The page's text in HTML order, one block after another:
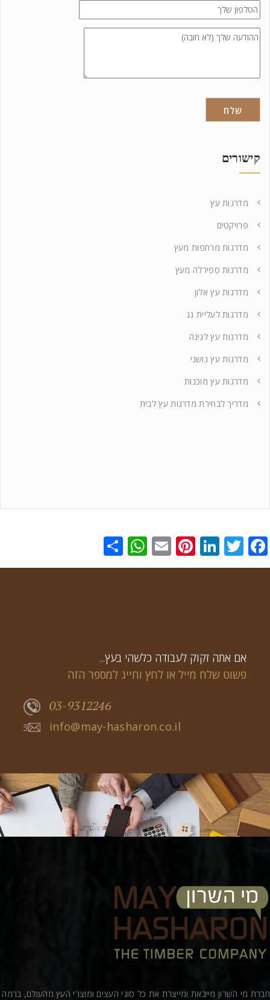
קישורים
מדרגות עץ
פרויקטים
מדרגות מרחפות מעץ
מדרגות ספירלה מעץ
מדרגות עץ אלון
מדרגות לעליית גג
מדרגות עץ לגינה
מדרגות עץ גושני
מדרגות עץ מוכנות
מדריך לבחירת מדרגות עץ לבית
Facebook
Twitter
LinkedIn
Pinterest
Email
WhatsApp
...אם אתה זקוק לעבודה כלשהי בעץ
פשוט שלח מייל או לחץ וחייג למספר הזה
03-9312246
info@may-hasharon.co.il
חברת מי השרון מייבאת ומייצרת את כל סוגי העצים ומוצרי העץ מהעולם, ברמה